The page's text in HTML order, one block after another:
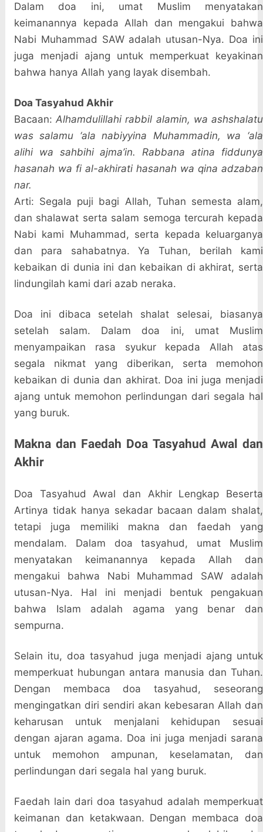
Dalam doa ini, umat Muslim menyatakan
keimanannya kepada Allah dan mengakui bahwa
Nabi Muhammad SAW adalah utusan-Nya. Doa ini
juga menjadi ajang untuk memperkuat keyakinan
bahwa hanya Allah yang layak disembah.
Doa Tasyahud Akhir
Bacaan:Alhamdulillahi rabbil alamin, wa ashshalatu
was salamu ‘ala nabiyyina Muhammadin, wa ‘ala
alihi wa sahbihi ajma’in. Rabbana atina fiddunya
hasanah wa fi al-akhirati hasanah wa qina adzaban
nar.
Arti: Segala puji bagi Allah, Tuhan semesta alam,
dan shalawat serta salam semoga tercurah kepada
Nabi kami Muhammad, serta kepada keluarganya
dan para sahabatnya. Ya Tuhan, berilah kami
kebaikan di dunia ini dan kebaikan di akhirat, serta
lindungilah kami dari azab neraka.
Doa ini dibaca setelah shalat selesai, biasanya
setelah salam. Dalam doa ini, umat Muslim
menyampaikan rasa syukur kepada Allah atas
segala nikmat yang diberikan, serta memohon
kebaikan di dunia dan akhirat. Doa ini juga menjadi
ajang untuk memohon perlindungan dari segala hal
yang buruk.
Makna dan Faedah Doa Tasyahud Awal dan
Akhir
Doa Tasyahud Awal dan Akhir Lengkap Beserta
Artinya tidak hanya sekadar bacaan dalam shalat,
tetapi juga memiliki makna dan faedah yang
mendalam. Dalam doa tasyahud, umat Muslim
menyatakan keimanannya kepada Allah dan
mengakui bahwa Nabi Muhammad SAW adalah
utusan-Nya. Hal ini menjadi bentuk pengakuan
bahwa Islam adalah agama yang benar dan
sempurna.
Selain itu, doa tasyahud juga menjadi ajang untuk
memperkuat hubungan antara manusia dan Tuhan.
Dengan membaca doa tasyahud, seseorang
mengingatkan diri sendiri akan kebesaran Allah dan
keharusan untuk menjalani kehidupan sesuai
dengan ajaran agama. Doa ini juga menjadi sarana
untuk memohon ampunan, keselamatan, dan
perlindungan dari segala hal yang buruk.
Faedah lain dari doa tasyahud adalah memperkuat
keimanan dan ketakwaan. Dengan membaca doa